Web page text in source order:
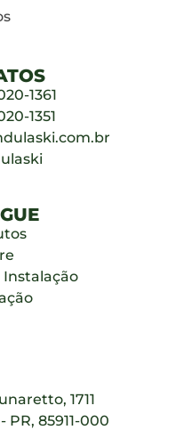
1361
1351
1711
85911-000